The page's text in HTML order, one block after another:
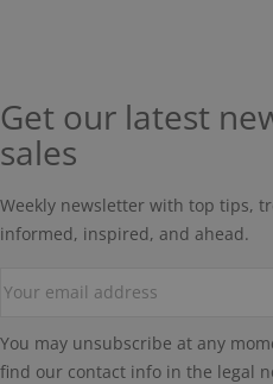
Get our latest
sales
Weekly newsletter with top tips,
informed, inspired, and ahead.
You may unsubscribe at any
find our contact info in the legal